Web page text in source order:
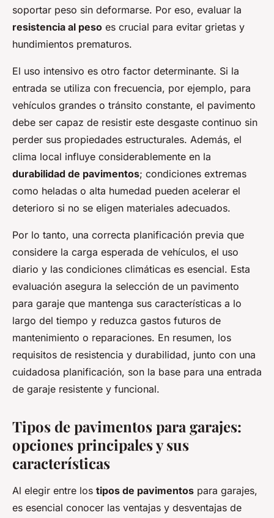
soportar peso sin deformarse. Por eso, evaluar la
resistencia al peso es crucial para evitar grietas y
hundimientos prematuros.
El uso intensivo es otro factor determinante. Si la
entrada se utiliza con frecuencia, por ejemplo, para
vehículos grandes o tránsito constante, el pavimento
debe ser capaz de resistir este desgaste continuo sin
perder sus propiedades estructurales. Además, el
clima local influye considerablemente en la
durabilidad de pavimentos; condiciones extremas
como heladas o alta humedad pueden acelerar el
deterioro si no se eligen materiales adecuados.
Por lo tanto, una correcta planificación previa que
considere la carga esperada de vehículos, el uso
diario y las condiciones climáticas es esencial. Esta
evaluación asegura la selección de un pavimento
para garaje que mantenga sus características a lo
largo del tiempo y reduzca gastos futuros de
mantenimiento o reparaciones. En resumen, los
requisitos de resistencia y durabilidad, junto con una
cuidadosa planificación, son la base para una entrada
de garaje resistente y funcional.
Tipos de pavimentos para garajes:
opciones principales y sus
características
Al elegir entre los tipos de pavimentos para garajes,
es esencial conocer las ventajas y desventajas de